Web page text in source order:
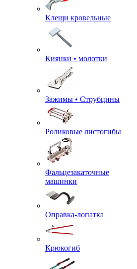
Клещи кровельные
Киянки • молотки
Зажимы • Струбцины
Роликовые листогибы
Фальцезакаточные
машинки
Оправка-лопатка
Крюкогиб